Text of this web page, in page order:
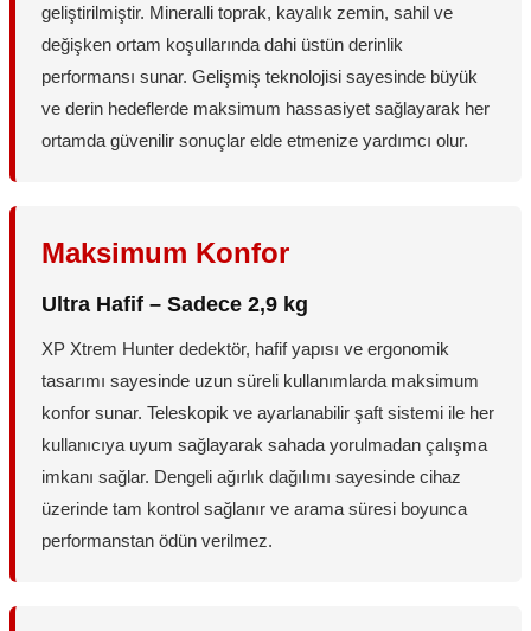
geliştirilmiştir. Mineralli toprak, kayalık zemin, sahil ve
değişken ortam koşullarında dahi üstün derinlik
performansı sunar. Gelişmiş teknolojisi sayesinde büyük
ve derin hedeflerde maksimum hassasiyet sağlayarak her
ortamda güvenilir sonuçlar elde etmenize yardımcı olur.
Maksimum Konfor
Ultra Hafif – Sadece 2,9 kg
XP Xtrem Hunter dedektör, hafif yapısı ve ergonomik
tasarımı sayesinde uzun süreli kullanımlarda maksimum
konfor sunar. Teleskopik ve ayarlanabilir şaft sistemi ile her
kullanıcıya uyum sağlayarak sahada yorulmadan çalışma
imkanı sağlar. Dengeli ağırlık dağılımı sayesinde cihaz
üzerinde tam kontrol sağlanır ve arama süresi boyunca
performanstan ödün verilmez.